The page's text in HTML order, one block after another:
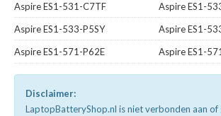
Aspire ES1-531-C7TF
Aspire ES1-
Aspire ES1-533-P5SY
Aspire ES1-
Aspire ES1-571-P62E
Aspire ES1-
Disclaimer:
LaptopBatteryShop.nl is niet verbonden aan of